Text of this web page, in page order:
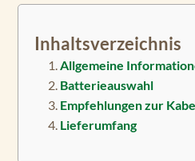
Inhaltsverzeichnis
Allgemeine
Batterieauswahl
Empfehlungen zur
Lieferumfang